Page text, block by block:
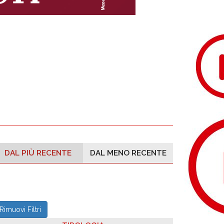
DAL PIÙ RECENTE DAL MENO RECENTE
Rimuovi Filtri